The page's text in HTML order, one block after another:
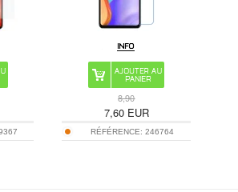
8,90
7,60EUR
RÉFÉRENCE:246764